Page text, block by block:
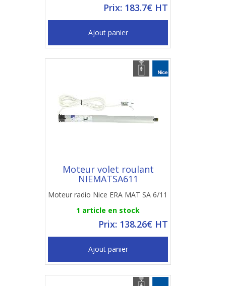
Prix: 183.7€ HT
Ajout panier
Moteur volet roulant
NIEMATSA611
Moteur radio Nice ERA MAT SA 6/11
1 article en stock
Prix: 138.26€ HT
Ajout panier